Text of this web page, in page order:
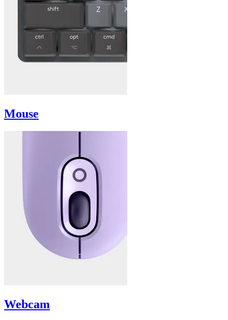
Mouse
Webcam